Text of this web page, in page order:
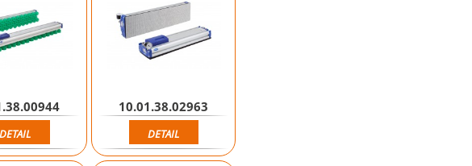
DETAIL
10.01.38.02963
DETAIL